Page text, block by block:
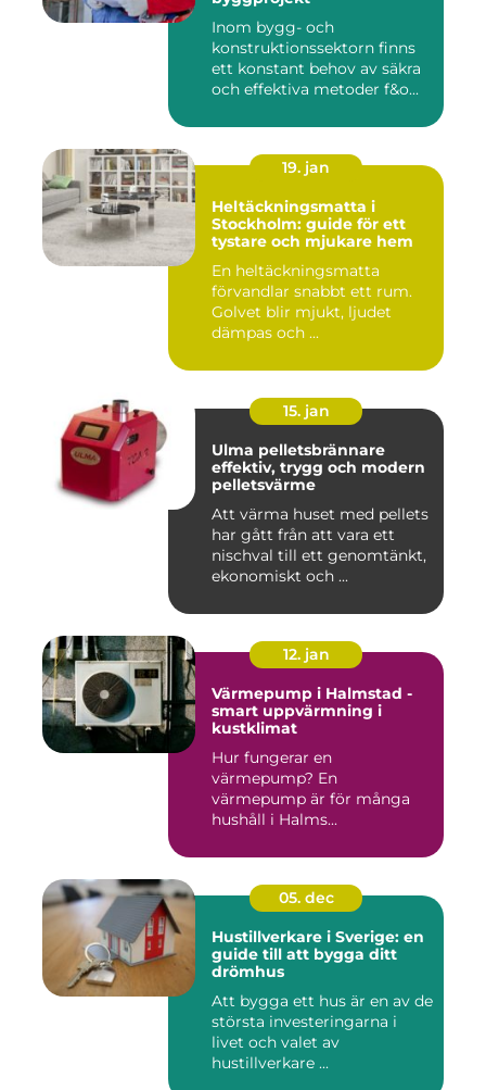
Inom bygg- och
konstruktionssektorn finns
ett konstant behov av säkra
och effektiva metoder f&o...
19. jan
Heltäckningsmatta i
Stockholm: guide för ett
tystare och mjukare hem
En heltäckningsmatta
förvandlar snabbt ett rum.
Golvet blir mjukt, ljudet
dämpas och ...
15. jan
Ulma pelletsbrännare
effektiv, trygg och modern
pelletsvärme
Att värma huset med pellets
har gått från att vara ett
nischval till ett genomtänkt,
ekonomiskt och ...
12. jan
Värmepump i Halmstad -
smart uppvärmning i
kustklimat
Hur fungerar en
värmepump? En
värmepump är för många
hushåll i Halms...
05. dec
Hustillverkare i Sverige: en
guide till att bygga ditt
drömhus
Att bygga ett hus är en av de
största investeringarna i
livet och valet av
hustillverkare ...